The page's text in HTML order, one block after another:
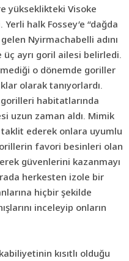
yükseklikteki Visoke
halk Fossey’e “dağda
Nyirmachabelli adını
ayrı goril ailesi belirledi.
o dönemde goriller
olarak tanıyorlardı.
gorilleri habitatlarında
uzun zaman aldı. Mimik
ederek onlara uyumlu
favori besinleri olan
güvenlerini kazanmayı
herkesten izole bir
hiçbir şekilde
inceleyip onların
kısıtlı olduğu